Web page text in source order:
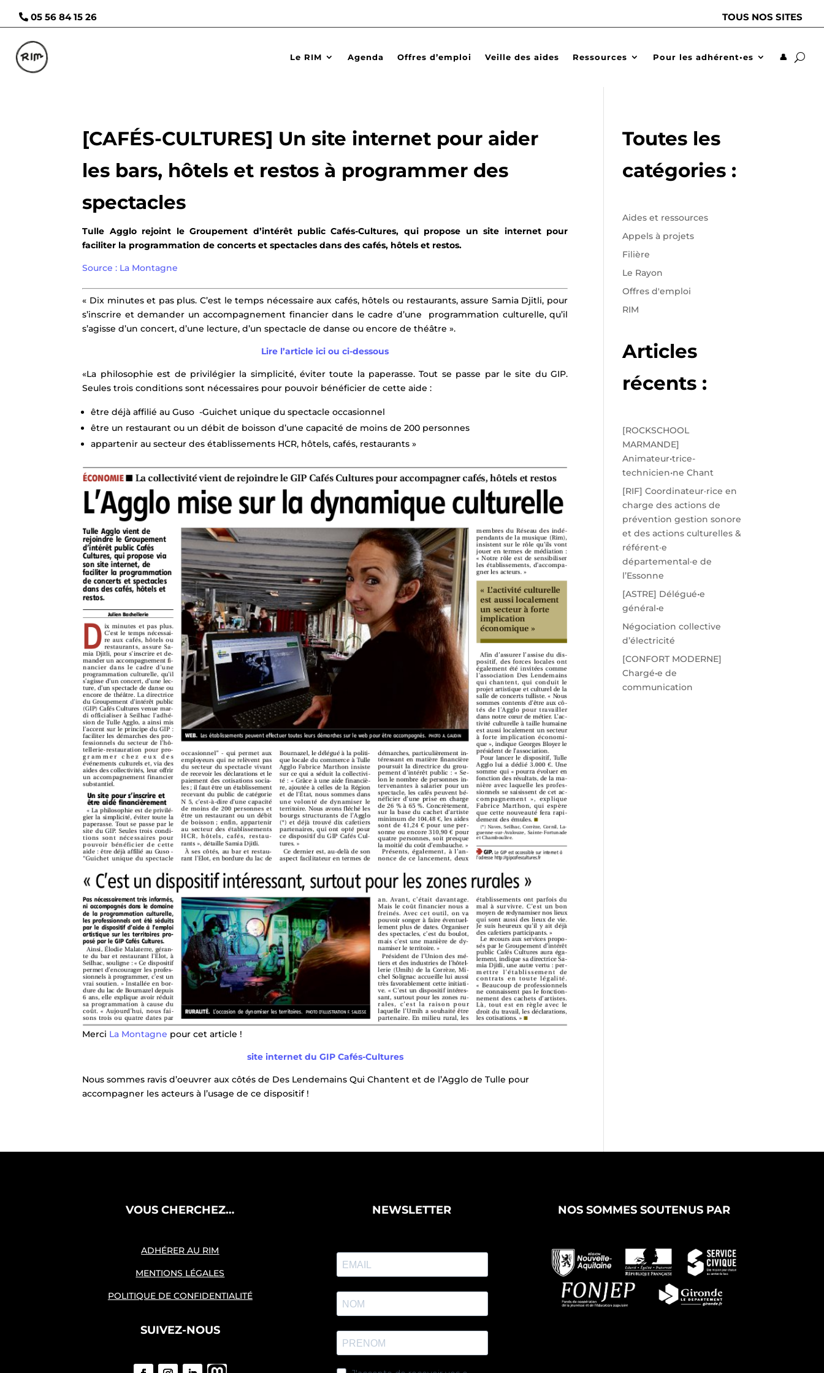
05 56 84 15 26 TOUS NOS SITES
Le RIM Agenda Offres d’emploi Veille des aides Ressources Pour les adhérent•es 👤
[CAFÉS-CULTURES] Un site internet pour aider
les bars, hôtels et restos à programmer des
spectacles
Tulle Agglo rejoint le Groupement d’intérêt public Cafés-Cultures, qui propose un site internet pour
faciliter la programmation de concerts et spectacles dans des cafés, hôtels et restos.
Source : La Montagne
« Dix minutes et pas plus. C’est le temps nécessai­re aux cafés, hôtels ou restaurants, assure Samia Djitli, pour
s’inscrire et de­mander un accompagnement fi­nancier dans le cadre d’une programmation culturelle, qu’il
s’agisse d’un concert, d’une lec­ture, d’un spectacle de danse ou encore de théâtre ».
Lire l’article ici ou ci-dessous
«La philosophie est de privilé­gier la simplicité, éviter toute la paperasse. Tout se passe par le site du GIP.
Seules trois condi­tions sont nécessaires pour pouvoir bénéficier de cette aide :
être déjà affilié au Guso ­ -Guichet unique du spectacle occasionnel
être un restaurant ou un débit de boisson d’une capacité de moins de 200 personnes
appartenir au secteur des établissements HCR, hôtels, cafés, restau­rants »
Merci La Montagne pour cet article !
site internet du GIP Cafés-Cultures
Nous sommes ravis d’oeuvrer aux côtés de Des Lendemains Qui Chantent et de l’Agglo de Tulle pour
accompagner les acteurs à l’usage de ce dispositif !
Toutes les
catégories :
Aides et ressources
Appels à projets
Filière
Le Rayon
Offres d'emploi
RIM
Articles
récents :
[ROCKSCHOOL
MARMANDE]
Animateur•trice-
technicien•ne Chant
[RIF] Coordinateur·rice en
charge des actions de
prévention gestion sonore
et des actions culturelles &
référent·e
départemental·e de
l’Essonne
[ASTRE] Délégué•e
général•e
Négociation collective
d’électricité
[CONFORT MODERNE]
Chargé•e de
communication
VOUS CHERCHEZ…
ADHÉRER AU RIM
MENTIONS LÉGALES
POLITIQUE DE CONFIDENTIALITÉ
SUIVEZ-NOUS
NEWSLETTER NOS SOMMES SOUTENUS PAR